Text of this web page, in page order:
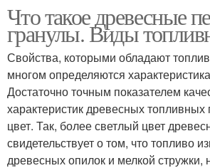
Что такое древесные
гранулы. Виды
Свойства, которыми обладают
многом определяются
Достаточно точным показателем
характеристик древесных топливных
цвет. Так, более светлый цвет
свидетельствует о том, что топливо
древесных опилок и мелкой